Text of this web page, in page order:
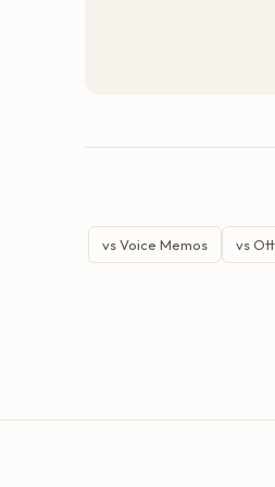
vs Voice Memos vs